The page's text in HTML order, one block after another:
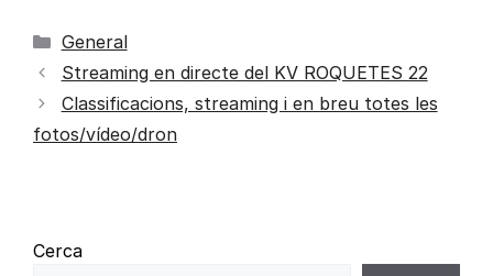
General
Streaming en directe del KV ROQUETES 22
Classificacions, streaming i en breu totes les
fotos/vídeo/dron
Cerca